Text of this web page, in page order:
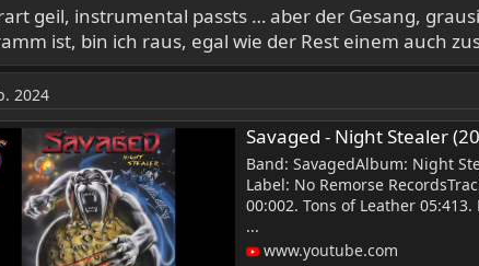
geil, instrumental passts … aber der Gesang,
ist, bin ich raus, egal wie der Rest einem auch
2024
Savaged - Night Stealer
Band: SavagedAlbum: Night
Label: No Remorse
00:002. Tons of Leather
...
www.youtube.com